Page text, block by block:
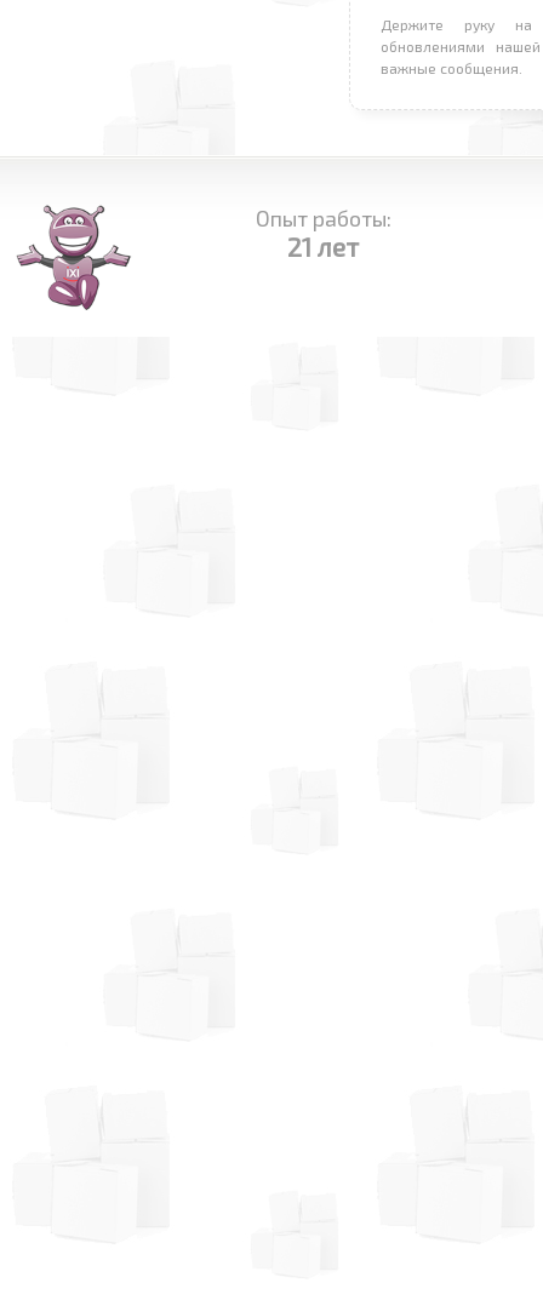
Держите руку на
обновлениями
важные сообщения.
Опыт работы:
21 лет